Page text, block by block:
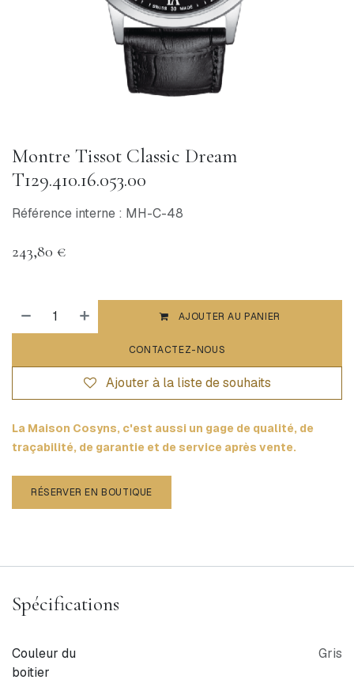
Montre Tissot Classic Dream
T129.410.16.053.00
Référence interne : MH-C-48
243,80 €
AJOUTER AU PANIER
CONTACTEZ-NOUS
Ajouter à la liste de souhaits
La Maison Cosyns, c'est aussi un gage de qualité, de
traçabilité, de garantie et de service après vente.
RÉSERVER EN BOUTIQUE
Spécifications
Couleur du
boitier
Gris